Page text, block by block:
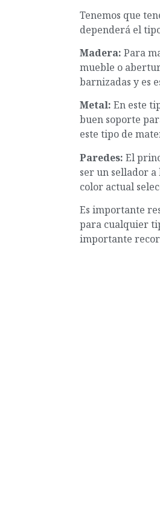
Tenemos que
dependerá el
Madera: Para
mueble o
barnizadas y es
Metal: En este
buen soporte
este tipo de
Paredes: El
ser un sellador
color actual
Es importante
para cualquier
importante